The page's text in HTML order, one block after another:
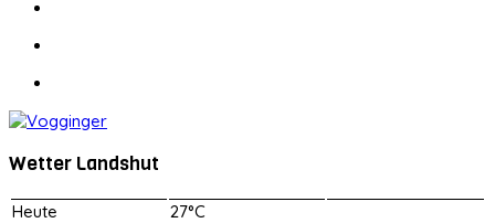
Wetter Landshut
Heute
27°C